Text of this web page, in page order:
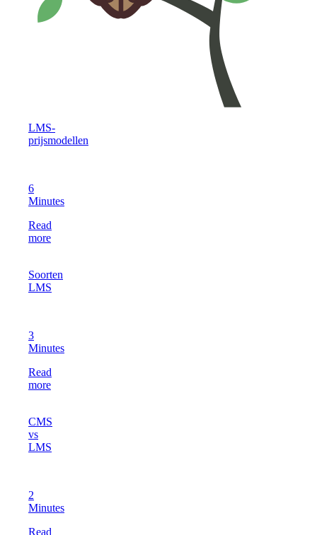
LMS-
prijsmodellen
6
Minutes
Read
more
Soorten
LMS
3
Minutes
Read
more
CMS
vs
LMS
2
Minutes
Read